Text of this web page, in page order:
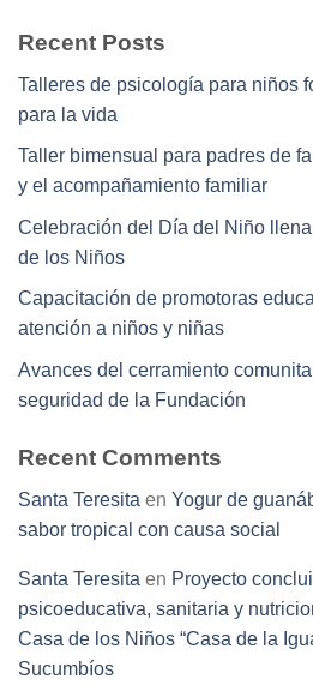
Recent Posts
Talleres de psicología para niños
para la vida
Taller bimensual para padres de
y el acompañamiento familiar
Celebración del Día del Niño
de los Niños
Capacitación de promotoras
atención a niños y niñas
Avances del cerramiento
seguridad de la Fundación
Recent Comments
Santa Teresita en Yogur de
sabor tropical con causa social
Santa Teresita en Proyecto
psicoeducativa, sanitaria y
Casa de los Niños “Casa de la
Sucumbíos